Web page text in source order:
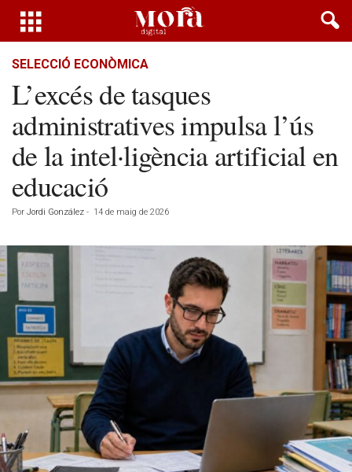
SELECCIÓ ECONÒMICA
L’excés de tasques
administratives impulsa l’ús
de la intel·ligència artificial en
educació
Por Jordi González - 14 de maig de 2026